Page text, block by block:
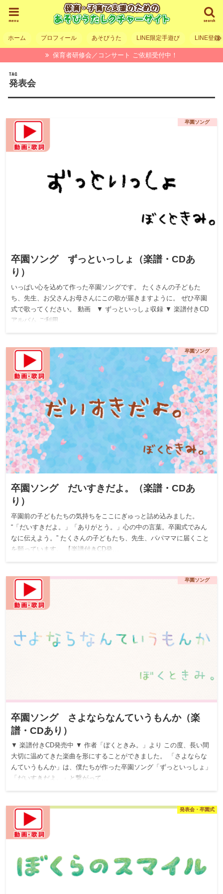
search
menu
ホーム プロフィール あそびうた LINE限定手遊び LINE登録
保育者研修会／コンサート ご依頼受付中！
TAG
発表会
卒園ソング
卒園ソング ずっといっしょ（楽譜・CDあ
り）
いっぱい心を込めて作った卒園ソングです。 たくさんの子どもた
ち、先生、お父さんお母さんにこの歌が届きますように。 ぜひ卒園
式で歌ってください。 動画 ▼ ずっといっしょ収録 ▼ 楽譜付きCD
アルバム ご利用…
卒園ソング
卒園ソング だいすきだよ。（楽譜・CDあ
り）
卒園前の子どもたちの気持ちをここにぎゅっと詰め込みました。
“「だいすきだよ。」「ありがとう。」心の中の言葉。卒園式でみん
なに伝えよう。” たくさんの子どもたち、先生、パパママに届くこと
を願っています。 【楽譜付きCD発…
卒園ソング
卒園ソング さよならなんていうもんか（楽
譜・CDあり）
▼ 楽譜付きCD発売中 ▼ 作者「ぼくときみ。」より この度、長い間
大切に温めてきた楽曲を形にすることができました。 「さよならな
んていうもんか」は、僕たちが作った卒園ソング「ずっといっしょ」
「だいすきだよ。」と繋がって…
発表会・卒園式